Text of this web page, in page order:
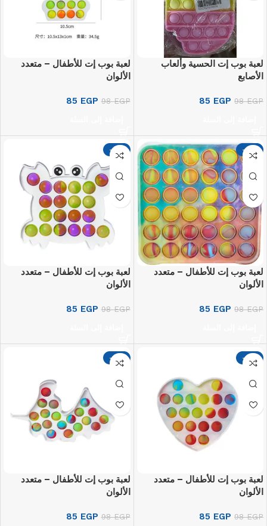
لعبة بوب إت الحسية وألعاب
الأصابع
98EGP
85 EGP
لعبة بوب إت للأطفال – متعدد
الألوان
98EGP
85 EGP
-13%
لعبة بوب إت للأطفال – متعدد
الألوان
98EGP
85 EGP
-13%
لعبة بوب إت للأطفال – متعدد
الألوان
98EGP
85 EGP
-13%
لعبة بوب إت للأطفال – متعدد
الألوان
98EGP
85 EGP
-13%
لعبة بوب إت للأطفال – متعدد
الألوان
98EGP
85 EGP